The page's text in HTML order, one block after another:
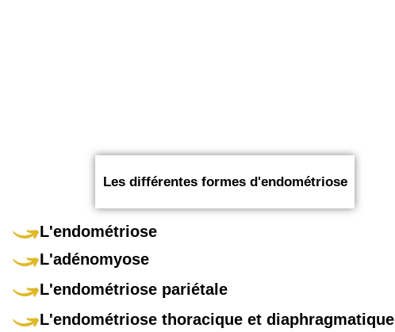
Les différentes formes d'endométriose
L'endométriose
L'adénomyose
L'endométriose pariétale
L'endométriose thoracique et diaphragmatique